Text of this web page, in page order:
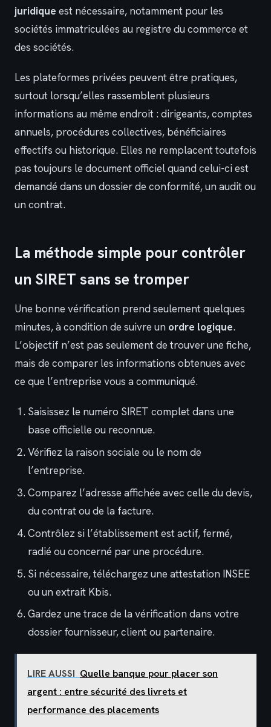
juridique est nécessaire, notamment pour les
sociétés immatriculées au registre du commerce et
des sociétés.
Les plateformes privées peuvent être pratiques,
surtout lorsqu’elles rassemblent plusieurs
informations au même endroit : dirigeants, comptes
annuels, procédures collectives, bénéficiaires
effectifs ou historique. Elles ne remplacent toutefois
pas toujours le document officiel quand celui-ci est
demandé dans un dossier de conformité, un audit ou
un contrat.
La méthode simple pour contrôler
un SIRET sans se tromper
Une bonne vérification prend seulement quelques
minutes, à condition de suivre un ordre logique.
L’objectif n’est pas seulement de trouver une fiche,
mais de comparer les informations obtenues avec
ce que l’entreprise vous a communiqué.
Saisissez le numéro SIRET complet dans une
base officielle ou reconnue.
Vérifiez la raison sociale ou le nom de
l’entreprise.
Comparez l’adresse affichée avec celle du devis,
du contrat ou de la facture.
Contrôlez si l’établissement est actif, fermé,
radié ou concerné par une procédure.
Si nécessaire, téléchargez une attestation INSEE
ou un extrait Kbis.
Gardez une trace de la vérification dans votre
dossier fournisseur, client ou partenaire.
LIRE AUSSI Quelle banque pour placer son
argent : entre sécurité des livrets et
performance des placements